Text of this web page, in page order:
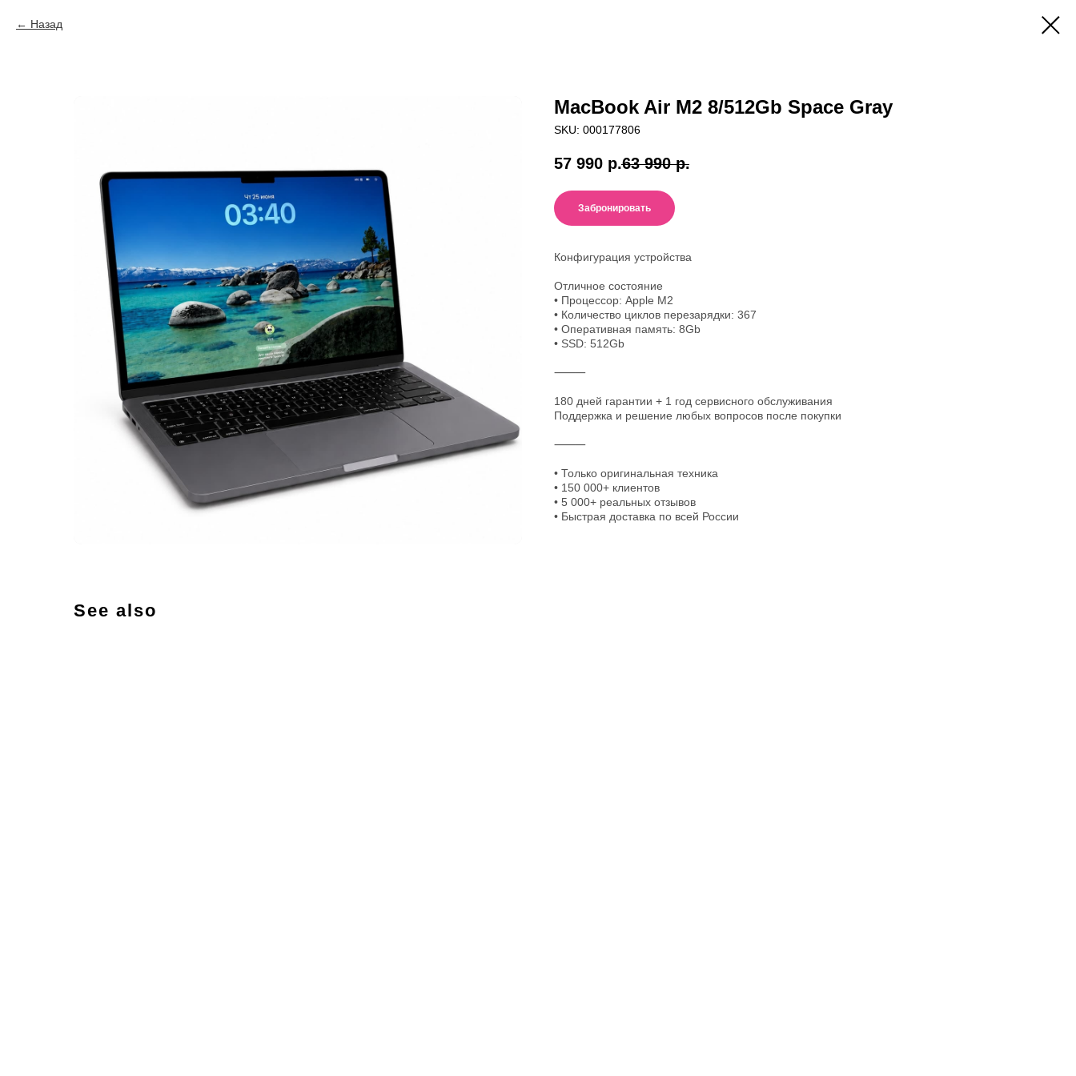
Назад
MacBook Air M2 8/512Gb Space Gray
SKU: 000177806
57 990 р.63 990 р.
Забронировать
Конфигурация устройства
Отличное состояние
• Процессор: Apple M2
• Количество циклов перезарядки: 367
• Оперативная память: 8Gb
• SSD: 512Gb
⸻
180 дней гарантии + 1 год сервисного обслуживания
Поддержка и решение любых вопросов после покупки
⸻
• Только оригинальная техника
• 150 000+ клиентов
• 5 000+ реальных отзывов
• Быстрая доставка по всей России
See also